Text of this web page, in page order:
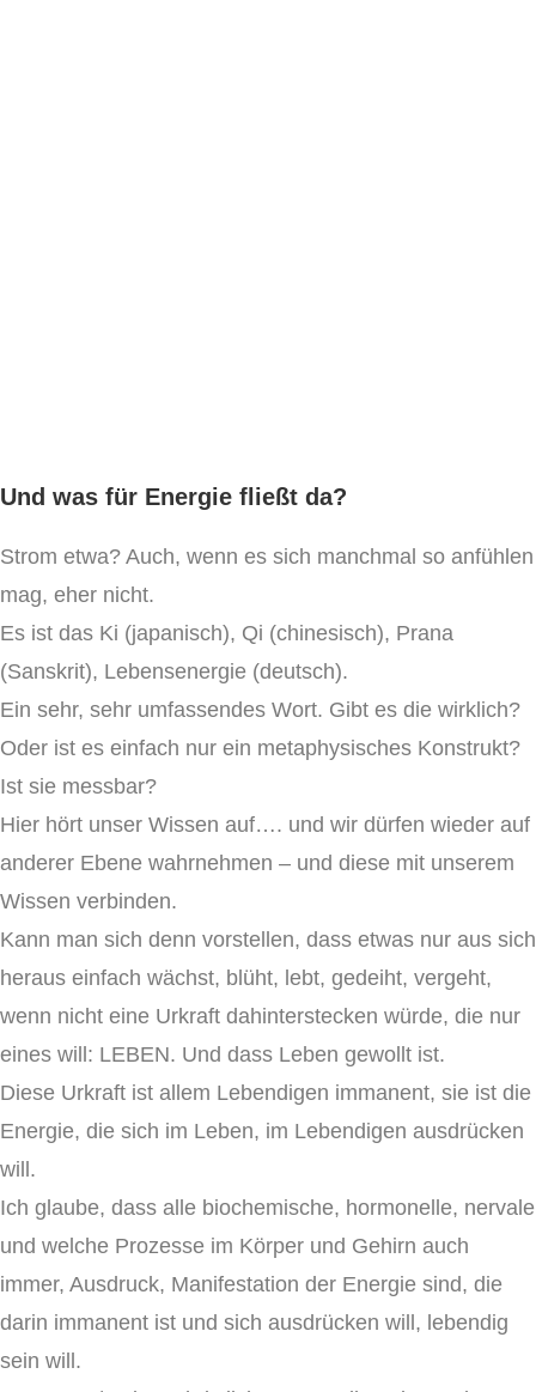
Und was für Energie fließt da?
Strom etwa? Auch, wenn es sich manchmal so anfühlen
mag, eher nicht.
Es ist das Ki (japanisch), Qi (chinesisch), Prana
(Sanskrit), Lebensenergie (deutsch).
Ein sehr, sehr umfassendes Wort. Gibt es die wirklich?
Oder ist es einfach nur ein metaphysisches Konstrukt?
Ist sie messbar?
Hier hört unser Wissen auf…. und wir dürfen wieder auf
anderer Ebene wahrnehmen – und diese mit unserem
Wissen verbinden.
Kann man sich denn vorstellen, dass etwas nur aus sich
heraus einfach wächst, blüht, lebt, gedeiht, vergeht,
wenn nicht eine Urkraft dahinterstecken würde, die nur
eines will: LEBEN. Und dass Leben gewollt ist.
Diese Urkraft ist allem Lebendigen immanent, sie ist die
Energie, die sich im Leben, im Lebendigen ausdrücken
will.
Ich glaube, dass alle biochemische, hormonelle, nervale
und welche Prozesse im Körper und Gehirn auch
immer, Ausdruck, Manifestation der Energie sind, die
darin immanent ist und sich ausdrücken will, lebendig
sein will.